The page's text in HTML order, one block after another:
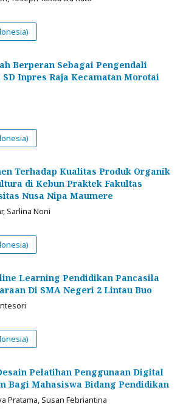
Berperan Sebagai Pengendali
Inpres Raja Kecamatan Morotai
Terhadap Kualitas Produk Organik
di Kebun Praktek Fakultas
Nusa Nipa Maumere
Sarlina Noni
Learning Pendidikan Pancasila
Di SMA Negeri 2 Lintau Buo
Pelatihan Penggunaan Digital
Bagi Mahasiswa Bidang Pendidikan
Pratama, Susan Febriantina